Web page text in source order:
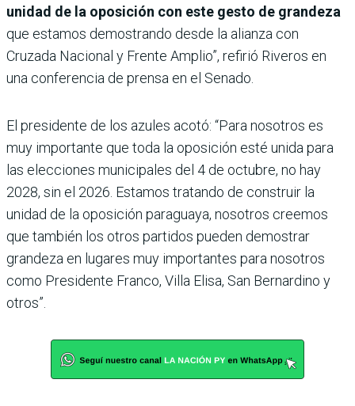
unidad de la oposición con este gesto de grandeza
que estamos demostrando desde la alianza con
Cruzada Nacional y Frente Amplio”, refirió Riveros en
una conferencia de prensa en el Senado.
El presidente de los azules acotó: “Para nosotros es
muy importante que toda la oposición esté unida para
las elecciones municipales del 4 de octubre, no hay
2028, sin el 2026. Estamos tratando de construir la
unidad de la oposición paraguaya, nosotros creemos
que también los otros partidos pueden demostrar
grandeza en lugares muy importantes para nosotros
como Presidente Franco, Villa Elisa, San Bernardino y
otros”.